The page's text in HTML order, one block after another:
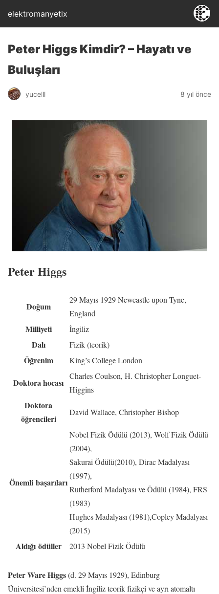
elektromanyetix
Peter Higgs Kimdir? – Hayatı ve
Buluşları
yucelll 8 yıl önce
Peter Higgs
Doğum
29 Mayıs 1929 Newcastle upon Tyne,
England
Milliyeti İngiliz
Dalı Fizik (teorik)
Öğrenim King’s College London
Doktora hocası
Charles Coulson, H. Christopher Longuet-
Higgins
Doktora
öğrencileri
David Wallace, Christopher Bishop
Önemli başarıları
Nobel Fizik Ödülü (2013), Wolf Fizik Ödülü
(2004),
Sakurai Ödülü(2010), Dirac Madalyası
(1997),
Rutherford Madalyası ve Ödülü (1984), FRS
(1983)
Hughes Madalyası (1981),Copley Madalyası
(2015)
Aldığı ödüller 2013 Nobel Fizik Ödülü
Peter Ware Higgs(d. 29 Mayıs 1929), Edinburg
Üniversitesi’nden emekli İngiliz teorik fizikçi ve ayrı atomaltı